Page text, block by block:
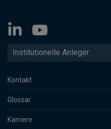
Institutionelle Anleger
Kontakt
Glossar
Karriere